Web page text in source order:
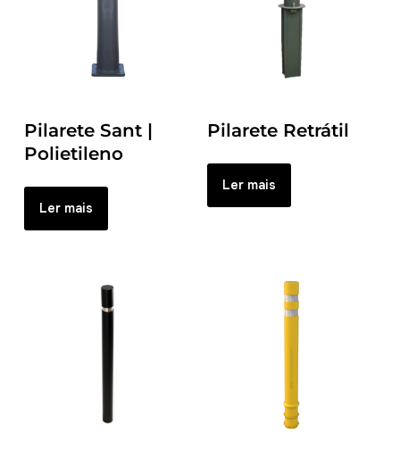
Pilarete Sant |
Polietileno
Ler mais
Pilarete Retrátil
Ler mais